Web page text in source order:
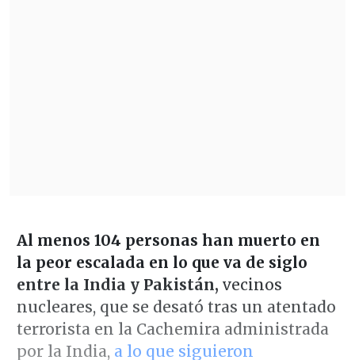
Al menos 104 personas han muerto en
la peor escalada en lo que va de siglo
entre la India y Pakistán, vecinos
nucleares, que se desató tras un atentado
terrorista en la Cachemira administrada
por la India, a lo que siguieron